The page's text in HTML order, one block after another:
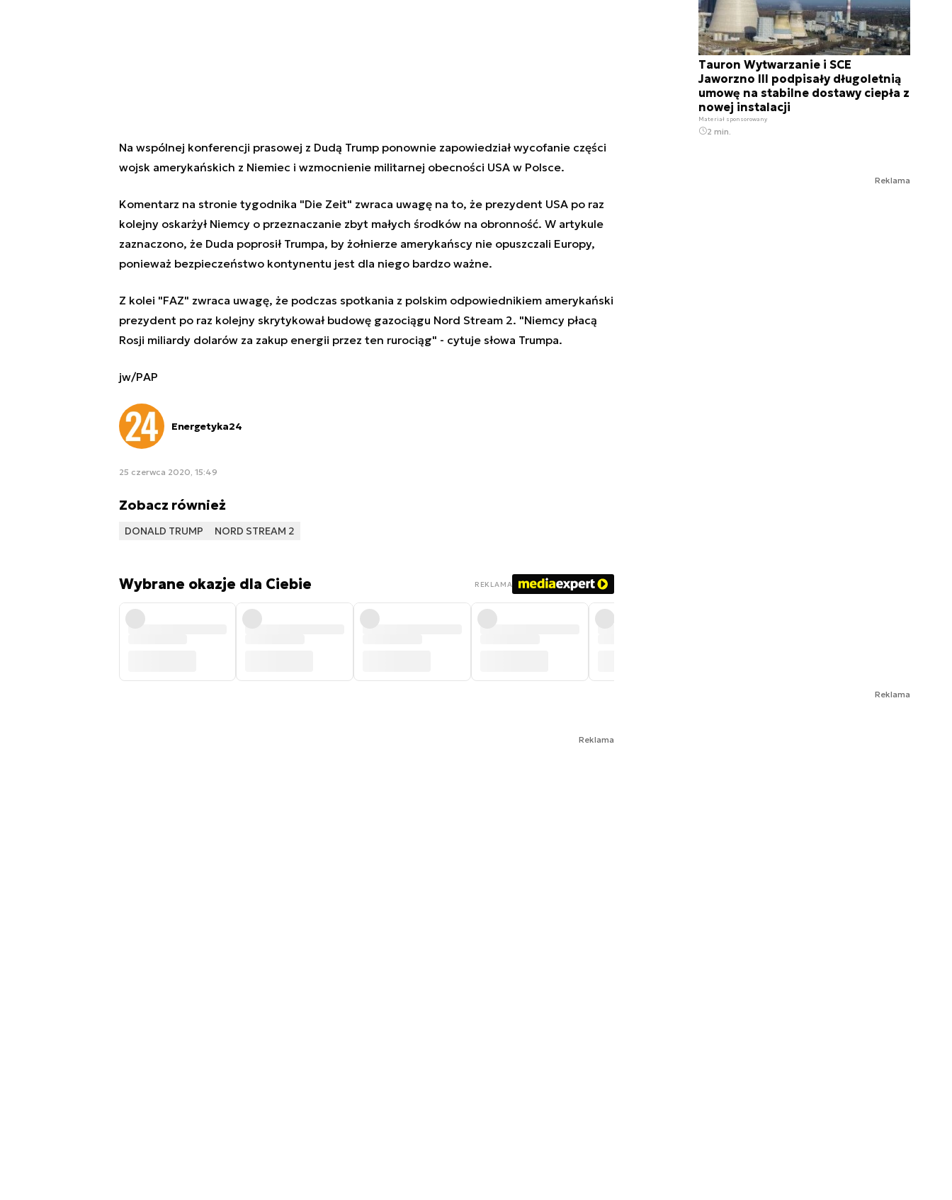
Na wspólnej konferencji prasowej z Dudą Trump ponownie zapowiedział wycofanie części
wojsk amerykańskich z Niemiec i wzmocnienie militarnej obecności USA w Polsce.
Komentarz na stronie tygodnika "Die Zeit" zwraca uwagę na to, że prezydent USA po raz
kolejny oskarżył Niemcy o przeznaczanie zbyt małych środków na obronność. W artykule
zaznaczono, że Duda poprosił Trumpa, by żołnierze amerykańscy nie opuszczali Europy,
ponieważ bezpieczeństwo kontynentu jest dla niego bardzo ważne.
Z kolei "FAZ" zwraca uwagę, że podczas spotkania z polskim odpowiednikiem amerykański
prezydent po raz kolejny skrytykował budowę gazociągu Nord Stream 2. "Niemcy płacą
Rosji miliardy dolarów za zakup energii przez ten rurociąg" - cytuje słowa Trumpa.
jw/PAP
Energetyka24
25 czerwca 2020, 15:49
Zobacz również
DONALD TRUMP NORD STREAM 2
Wybrane okazje dla Ciebie REKLAMA
Reklama
Tauron Wytwarzanie i SCE
Jaworzno III podpisały długoletnią
umowę na stabilne dostawy ciepła z
nowej instalacji
Materiał sponsorowany
2 min.
Reklama
Reklama